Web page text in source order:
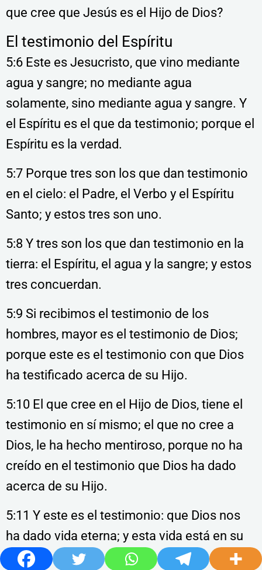
que cree que Jesús es el Hijo de Dios?
El testimonio del Espíritu
5:6 Este es Jesucristo, que vino mediante
agua y sangre; no mediante agua
solamente, sino mediante agua y sangre. Y
el Espíritu es el que da testimonio; porque el
Espíritu es la verdad.
5:7 Porque tres son los que dan testimonio
en el cielo: el Padre, el Verbo y el Espíritu
Santo; y estos tres son uno.
5:8 Y tres son los que dan testimonio en la
tierra: el Espíritu, el agua y la sangre; y estos
tres concuerdan.
5:9 Si recibimos el testimonio de los
hombres, mayor es el testimonio de Dios;
porque este es el testimonio con que Dios
ha testificado acerca de su Hijo.
5:10 El que cree en el Hijo de Dios, tiene el
testimonio en sí mismo; el que no cree a
Dios, le ha hecho mentiroso, porque no ha
creído en el testimonio que Dios ha dado
acerca de su Hijo.
5:11 Y este es el testimonio: que Dios nos
ha dado vida eterna; y esta vida está en su
Hijo.